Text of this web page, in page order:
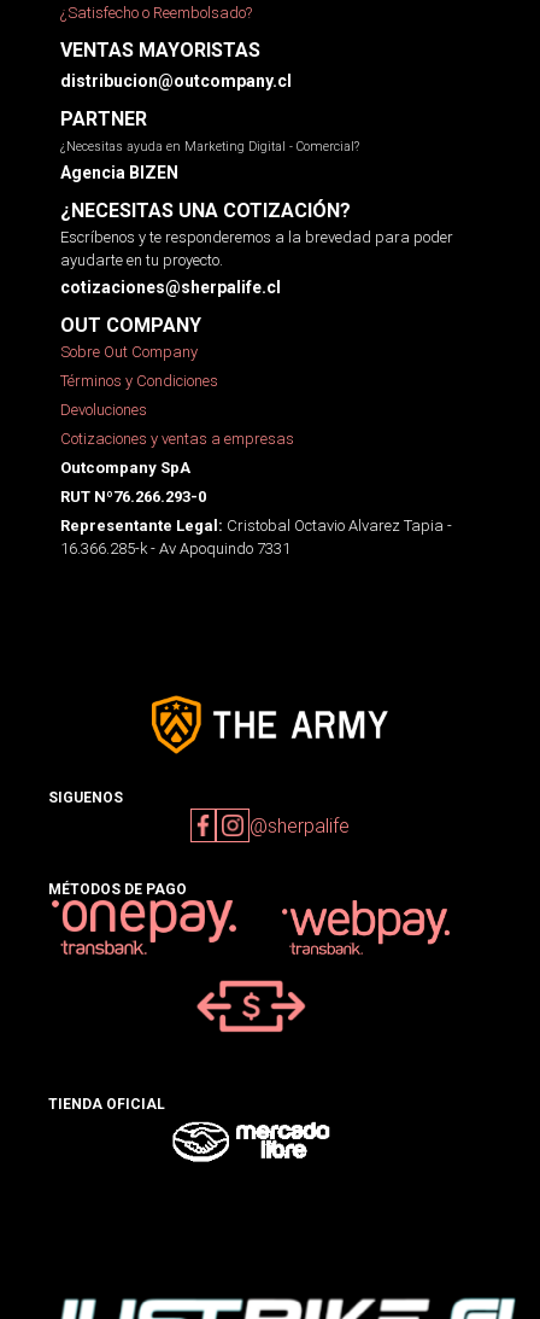
¿Satisfecho o Reembolsado?
VENTAS MAYORISTAS
distribucion@outcompany.cl
PARTNER
¿Necesitas ayuda en Marketing Digital - Comercial?
Agencia BIZEN
¿NECESITAS UNA COTIZACIÓN?
Escríbenos y te responderemos a la brevedad para poder
ayudarte en tu proyecto.
cotizaciones@sherpalife.cl
OUT COMPANY
Sobre Out Company
Términos y Condiciones
Devoluciones
Cotizaciones y ventas a empresas
Outcompany SpA
RUT Nº76.266.293-0
Representante Legal: Cristobal Octavio Alvarez Tapia -
16.366.285-k - Av Apoquindo 7331
SIGUENOS
@sherpalife
MÉTODOS DE PAGO
TIENDA OFICIAL